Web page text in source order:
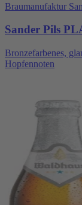
Braumanufaktur
Sander Pils
Bronzefarbenes,
Hopfennoten